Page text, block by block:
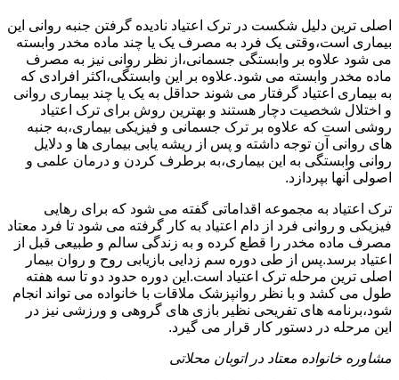
اصلی ترین دلیل شکست در ترک اعتیاد نادیده گرفتن جنبه روانی این
بیماری است،وقتی یک فرد به مصرف یک یا چند ماده مخدر وابسته
می شود علاوه بر وابستگی جسمانی،از نظر روانی نیز به مصرف
ماده مخدر وابسته می شود.علاوه بر این وابستگی،اکثر افرادی که
به بیماری اعتیاد گرفتار می شوند حداقل به یک یا چند بیماری روانی
و اختلال شخصیت دچار هستند و بهترین روش برای ترک اعتیاد
روشی است که علاوه بر ترک جسمانی و فیزیکی بیماری،به جنبه
های روانی آن توجه داشته و پس از ریشه یابی بیماری ها و دلایل
روانی وابستگی به این بیماری،به برطرف کردن و درمان علمی و
اصولی آنها بپردازد.
ترک اعتیاد به مجموعه اقداماتی گفته می شود که برای رهایی
فیزیکی و روانی فرد از دام اعتیاد به کار گرفته می شود تا فرد معتاد
مصرف ماده مخدر را قطع کرده و به زندگی سالم و طبیعی قبل از
اعتیاد برسد.پس از طی دوره سم زدایی بازیابی روح و روان بیمار
اصلی ترین مرحله ترک اعتیاد است.این دوره حدود دو تا سه هفته
طول می کشد و با نظر روانپزشک ملاقات با خانواده می تواند انجام
شود،برنامه های تفریحی نظیر بازی های گروهی و ورزشی نیز در
این مرحله در دستور کار قرار می گیرد.
مشاوره خانواده معتاد در اتوبان محلاتی